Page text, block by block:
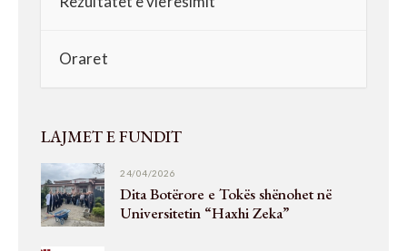
Oraret
LAJMET E FUNDIT
24/04/2026
Dita Botërore e Tokës shënohet në
Universitetin “Haxhi Zeka”